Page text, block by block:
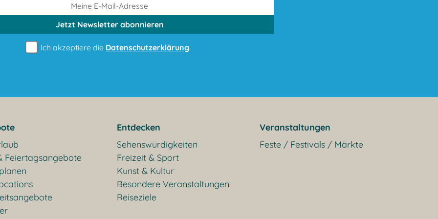
Jetzt Newsletterabonnieren
Ich akzeptiere die Datenschutzerklärung.
Feiertagsangebote
Entdecken
Sehenswürdigkeiten
Freizeit & Sport
Kunst & Kultur
Besondere Veranstaltungen
Reiseziele
Veranstaltungen
Feste / Festivals / Märkte